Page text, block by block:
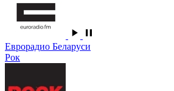
Еврорадио Беларуси
Рок